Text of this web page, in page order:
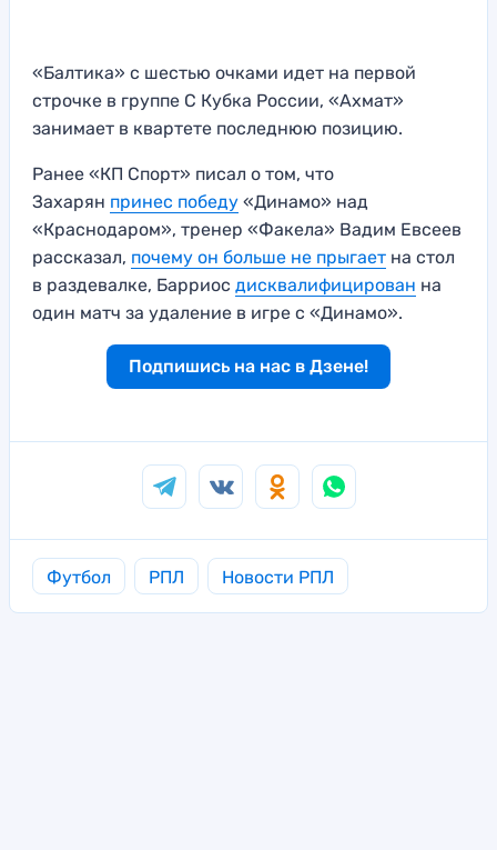
«Балтика» с шестью очками идет на первой
строчке в группе С Кубка России, «Ахмат»
занимает в квартете последнюю позицию.
Ранее «КП Спорт» писал о том, что
Захарян принес победу «Динамо» над
«Краснодаром», тренер «Факела» Вадим Евсеев
рассказал, почему он больше не прыгает на стол
в раздевалке, Барриос дисквалифицирован на
один матч за удаление в игре с «Динамо».
Подпишись на нас в Дзене!
Футбол РПЛ Новости РПЛ